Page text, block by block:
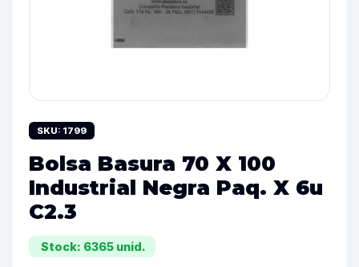
SKU: 1799
Bolsa Basura 70 X 100
Industrial Negra Paq. X 6u
C2.3
Stock: 6365 unid.